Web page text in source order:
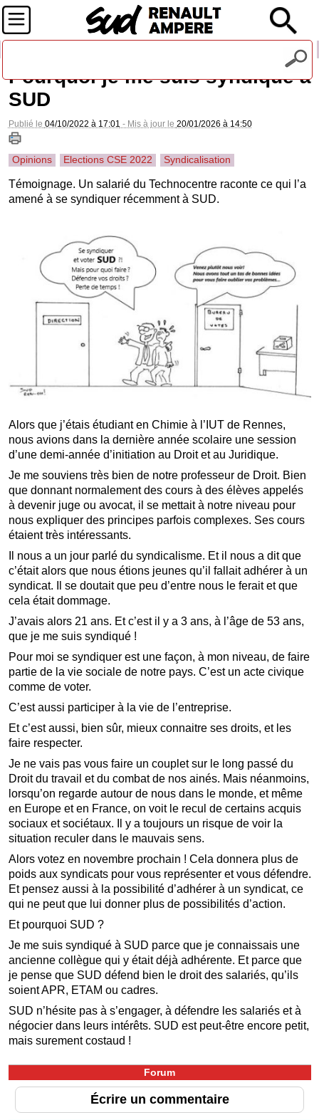
Pourquoi je me suis syndiqué à
SUD
Publié le 04/10/2022 à 17:01 - Mis à jour le 20/01/2026 à 14:50
Opinions Elections CSE 2022 Syndicalisation
Témoignage. Un salarié du Technocentre raconte ce qui l’a
amené à se syndiquer récemment à SUD.
Alors que j’étais étudiant en Chimie à l’IUT de Rennes,
nous avions dans la dernière année scolaire une session
d’une demi-année d’initiation au Droit et au Juridique.
Je me souviens très bien de notre professeur de Droit. Bien
que donnant normalement des cours à des élèves appelés
à devenir juge ou avocat, il se mettait à notre niveau pour
nous expliquer des principes parfois complexes. Ses cours
étaient très intéressants.
Il nous a un jour parlé du syndicalisme. Et il nous a dit que
c’était alors que nous étions jeunes qu’il fallait adhérer à un
syndicat. Il se doutait que peu d’entre nous le ferait et que
cela était dommage.
J’avais alors 21 ans. Et c’est il y a 3 ans, à l’âge de 53 ans,
que je me suis syndiqué !
Pour moi se syndiquer est une façon, à mon niveau, de faire
partie de la vie sociale de notre pays. C’est un acte civique
comme de voter.
C’est aussi participer à la vie de l’entreprise.
Et c’est aussi, bien sûr, mieux connaitre ses droits, et les
faire respecter.
Je ne vais pas vous faire un couplet sur le long passé du
Droit du travail et du combat de nos ainés. Mais néanmoins,
lorsqu’on regarde autour de nous dans le monde, et même
en Europe et en France, on voit le recul de certains acquis
sociaux et sociétaux. Il y a toujours un risque de voir la
situation reculer dans le mauvais sens.
Alors votez en novembre prochain ! Cela donnera plus de
poids aux syndicats pour vous représenter et vous défendre.
Et pensez aussi à la possibilité d’adhérer à un syndicat, ce
qui ne peut que lui donner plus de possibilités d’action.
Et pourquoi SUD ?
Je me suis syndiqué à SUD parce que je connaissais une
ancienne collègue qui y était déjà adhérente. Et parce que
je pense que SUD défend bien le droit des salariés, qu’ils
soient APR, ETAM ou cadres.
SUD n’hésite pas à s’engager, à défendre les salariés et à
négocier dans leurs intérêts. SUD est peut-être encore petit,
mais surement costaud !
Forum
Écrire un commentaire